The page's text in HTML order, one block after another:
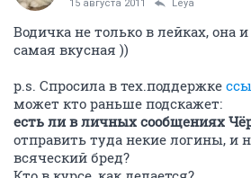
15 августа 2011 Leya
Водичка не только в лейках, она
самая вкусная ))
p.s. Спросила в тех.поддержке
может кто раньше подскажет:
есть ли в личных сообщениях
отправить туда некие логины, и
всяческий бред?